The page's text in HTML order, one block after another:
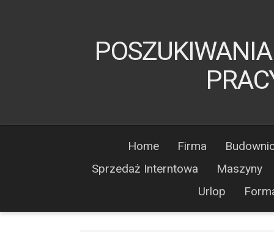
Home Firma
Sprzedaż Interntowa
Maszyny
Urlop